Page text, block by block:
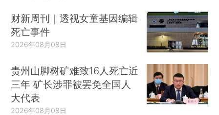
财新周刊｜透视女童基因编辑
死亡事件
2026年08月08日
贵州山脚树矿难致16人死亡近
三年 矿长涉罪被罢免全国人
大代表
2026年08月08日